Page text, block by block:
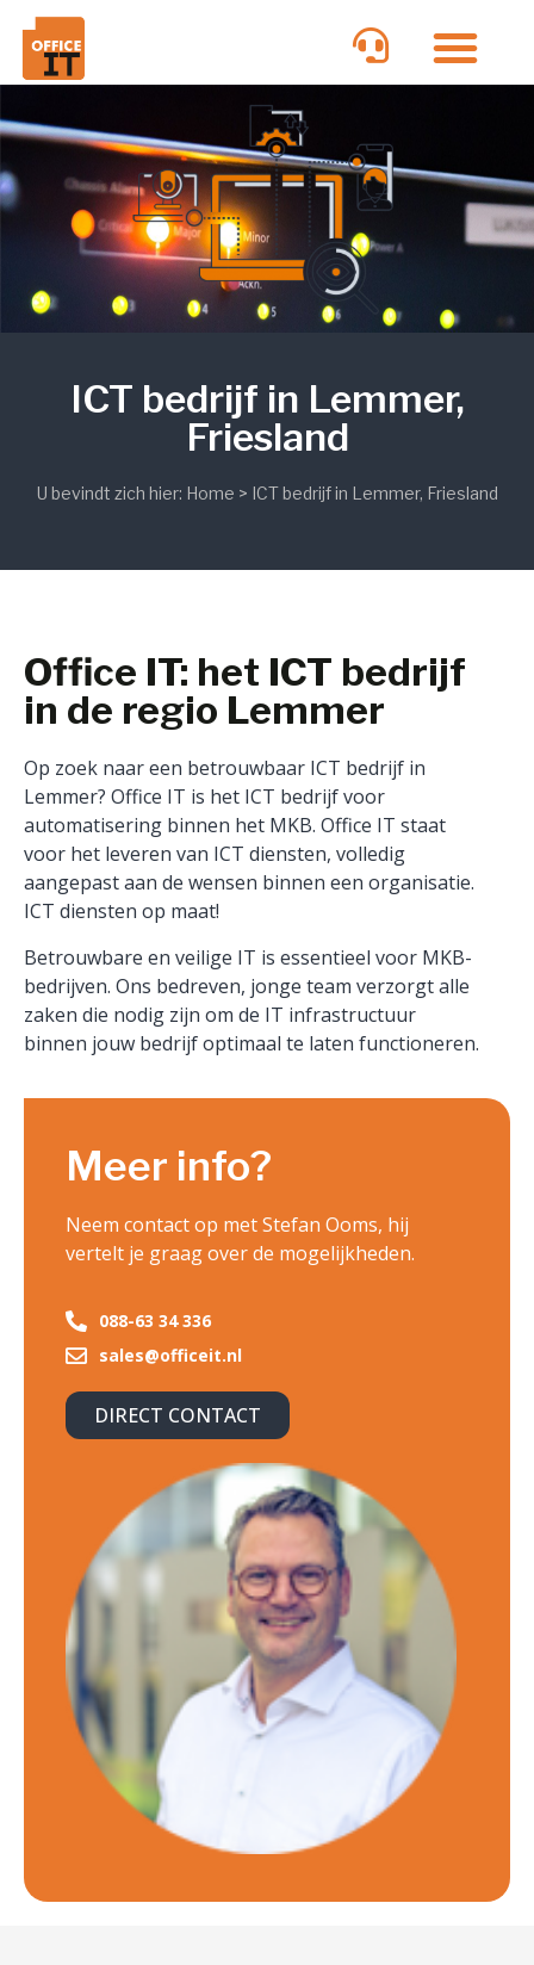
ICT bedrijf in Lemmer,
Friesland
U bevindt zich hier: Home > ICT bedrijf in Lemmer, Friesland
Office IT: het ICT bedrijf
in de regio Lemmer
Op zoek naar een betrouwbaar ICT bedrijf in
Lemmer? Office IT is het ICT bedrijf voor
automatisering binnen het MKB. Office IT staat
voor het leveren van ICT diensten, volledig
aangepast aan de wensen binnen een organisatie.
ICT diensten op maat!
Betrouwbare en veilige IT is essentieel voor MKB-
bedrijven. Ons bedreven, jonge team verzorgt alle
zaken die nodig zijn om de IT infrastructuur
binnen jouw bedrijf optimaal te laten functioneren.
Meer info?
Neem contact op met Stefan Ooms, hij
vertelt je graag over de mogelijkheden.
088-63 34 336
sales@officeit.nl
DIRECT CONTACT